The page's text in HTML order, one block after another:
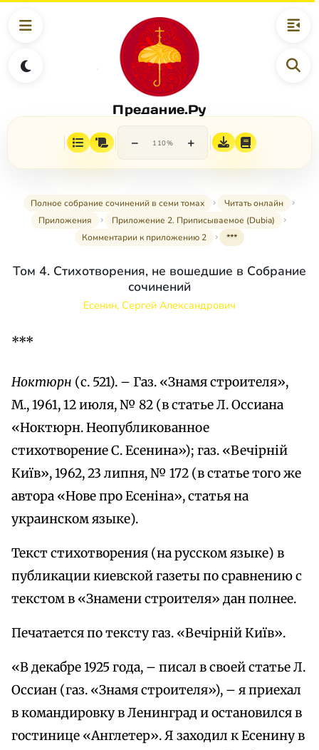
Предание.Ру
− 110% +
Полное собрание сочинений в семи томах
Читать онлайн
Приложения
Приложение 2. Приписываемое (Dubia)
Комментарии к приложению 2
***
Том 4. Стихотворения, не вошедшие в Собрание
сочинений
Есенин, Сергей Александрович
***
Ноктюрн (с. 521). – Газ. «Знамя строителя»,
М., 1961, 12 июля, № 82 (в статье Л. Оссиана
«Ноктюрн. Неопубликованное
стихотворение С. Есенина»); газ. «Вечірній
Киïв», 1962, 23 липня, № 172 (в статье того же
автора «Нове про Есеніна», статья на
украинском языке).
Текст стихотворения (на русском языке) в
публикации киевской газеты по сравнению с
текстом в «Знамени строителя» дан полнее.
Печатается по тексту газ. «Вечірній Киïв».
«В декабре 1925 года, – писал в своей статье Л.
Оссиан (газ. «Знамя строителя»), – я приехал
в командировку в Ленинград и остановился в
гостинице «Англетер». Я заходил к Есенину в